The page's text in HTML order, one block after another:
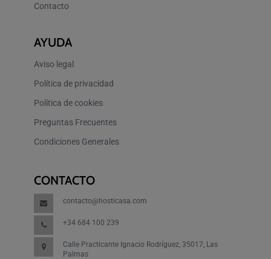
Contacto
AYUDA
Aviso legal
Política de privacidad
Política de cookies
Preguntas Frecuentes
Condiciones Generales
CONTACTO
contacto@hosticasa.com
+34 684 100 239
Calle Practicante Ignacio Rodríguez, 35017, Las
Palmas